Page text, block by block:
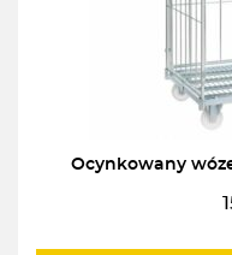
Ocynkowany